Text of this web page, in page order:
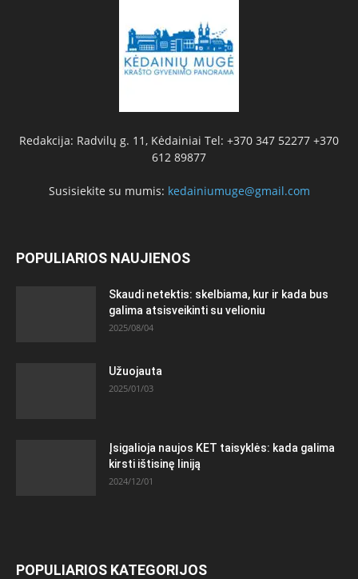
Redakcija: Radvilų g. 11, Kėdainiai Tel: +370 347 52277 +370
612 89877
Susisiekite su mumis: kedainiumuge@gmail.com
POPULIARIOS NAUJIENOS
Skaudi netektis: skelbiama, kur ir kada bus
galima atsisveikinti su velioniu
2025/08/04
Užuojauta
2025/01/03
Įsigalioja naujos KET taisyklės: kada galima
kirsti ištisinę liniją
2024/12/01
POPULIARIOS KATEGORIJOS